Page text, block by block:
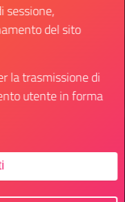
sessione,
del sito
la trasmissione di
utente in forma